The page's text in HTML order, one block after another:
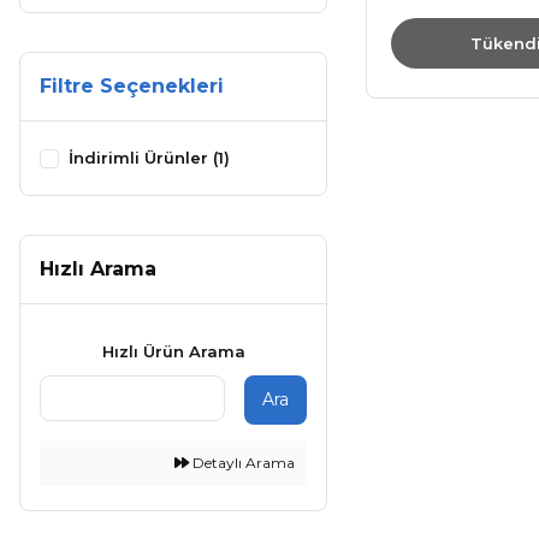
Filtre Seçenekleri
İndirimli Ürünler (1)
Hızlı Arama
Hızlı Ürün Arama
Ara
Detaylı Arama